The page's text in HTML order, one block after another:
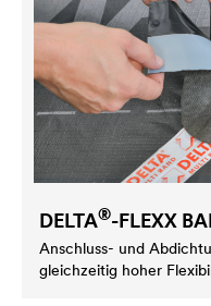
DELTA®-FLEXX
Anschluss- und
gleichzeitig hoher